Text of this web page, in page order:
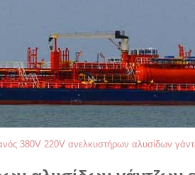
380V 220V ανελκυστήρων αλυσίδων